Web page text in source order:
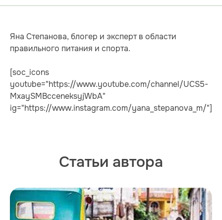
Яна Степанова, блогер и эксперт в области
правильного питания и спорта.
[soc_icons
youtube="https://www.youtube.com/channel/UCS5-
MxaySMBcceneksyjWbA"
ig="https://www.instagram.com/yana_stepanova_m/"]
Статьи автора